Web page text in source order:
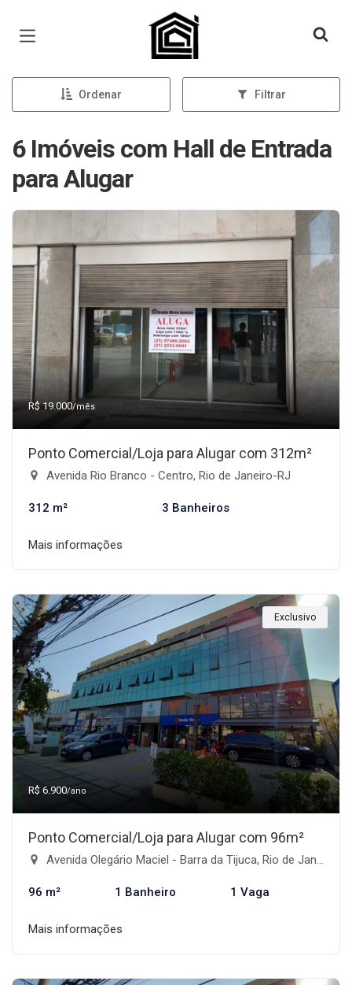
Página inicial
Ordenar Filtrar
6 Imóveis com Hall de Entrada
para Alugar
R$ 19.000/mês
Ponto Comercial/Loja para Alugar com 312m²
Avenida Rio Branco - Centro, Rio de Janeiro-RJ
312 m² 3 Banheiros
Mais informações
Exclusivo
R$ 6.900/ano
Ponto Comercial/Loja para Alugar com 96m²
Avenida Olegário Maciel - Barra da Tijuca, Rio de Janeiro-RJ
96 m² 1 Banheiro 1 Vaga
Mais informações